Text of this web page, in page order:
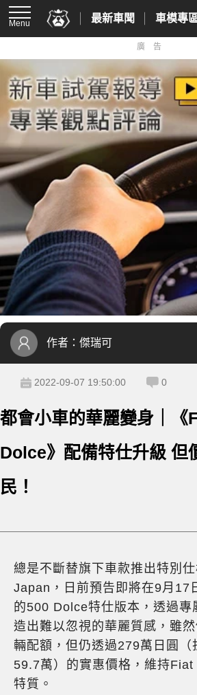
Menu 最新車聞 車模專
廣告
作者： 傑瑞可
2022-09-07 19:50:00 0
都會小車的華麗變身｜《
Dolce》配備特仕升級 但
民！
總是不斷替旗下車款推出特別
Japan，日前預告即將在9月17
的500 Dolce特仕版本，透過專
造出難以忽視的華麗質感，雖
輛配額，但仍透過279萬日圓（
59.7萬）的實惠價格，維持
特質。